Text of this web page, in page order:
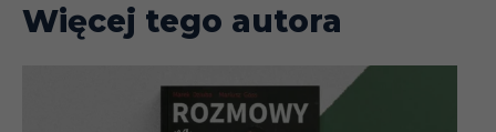
Więcej tego autora